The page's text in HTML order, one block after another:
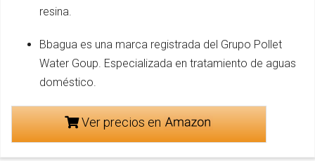
resina.
Bbagua es una marca registrada del Grupo Pollet
Water Goup. Especializada en tratamiento de aguas
doméstico.
Ver precios en